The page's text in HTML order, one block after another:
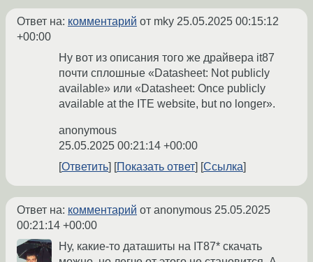
Ответ на: комментарий от mky 25.05.2025 00:15:12
+00:00
Ну вот из описания того же драйвера it87
почти сплошные «Datasheet: Not publicly
available» или «Datasheet: Once publicly
available at the ITE website, but no longer».
anonymous
25.05.2025 00:21:14 +00:00
Ответить
Показать ответ Ссылка
Ответ на: комментарий от anonymous 25.05.2025
00:21:14 +00:00
Ну, какие-то даташиты на IT87* скачать